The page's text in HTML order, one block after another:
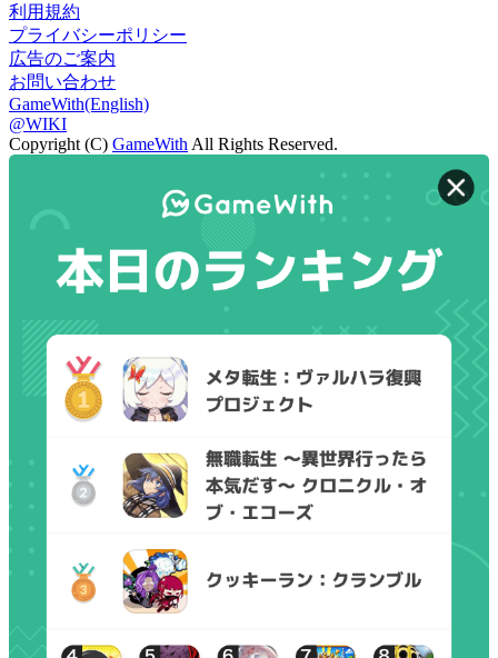
利用規約
プライバシーポリシー
広告のご案内
お問い合わせ
GameWith(English)
@WIKI
Copyright (C) GameWith All Rights Reserved.